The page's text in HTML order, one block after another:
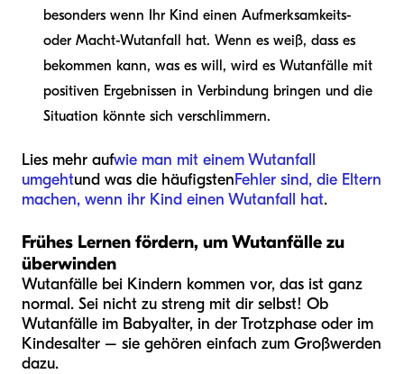
besonders wenn Ihr Kind einen Aufmerksamkeits-
oder Macht-Wutanfall hat. Wenn es weiß, dass es
bekommen kann, was es will, wird es Wutanfälle mit
positiven Ergebnissen in Verbindung bringen und die
Situation könnte sich verschlimmern.
Lies mehr aufwie man mit einem Wutanfall
umgehtund was die häufigstenFehler sind, die Eltern
machen, wenn ihr Kind einen Wutanfall hat.
Frühes Lernen fördern, um Wutanfälle zu
überwinden
Wutanfälle bei Kindern kommen vor, das ist ganz
normal. Sei nicht zu streng mit dir selbst! Ob
Wutanfälle im Babyalter, in der Trotzphase oder im
Kindesalter – sie gehören einfach zum Großwerden
dazu.